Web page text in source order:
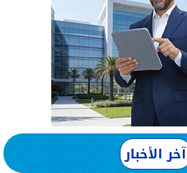
آخر الأخبار